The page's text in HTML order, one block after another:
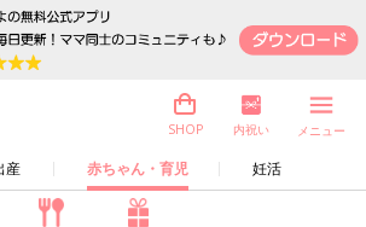
産 赤ちゃん・育児 妊活
SHOP 内祝い メニュー